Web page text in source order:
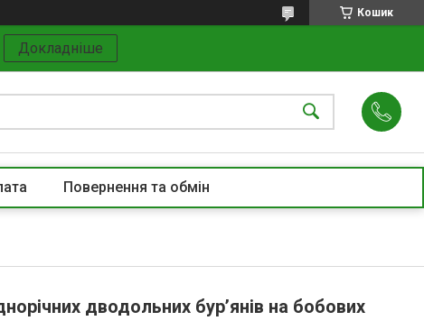
Кошик
Докладніше
Повернення та обмін
дводольних бур’янів на бобових